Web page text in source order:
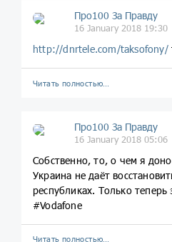
Про100 За Правду
16 January 2018 19:30
http://dnrtele.com/taksofony/
Читать полностью…
Про100 За Правду
16 January 2018 05:06
Собственно, то, о чем я
Украина не даёт
республиках. Только
#Vodafone
Читать полностью…